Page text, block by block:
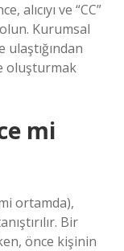
alıcıyı ve “CC”
Kurumsal
oluşturmak
mi
ortamda),
Bir
önce kişinin